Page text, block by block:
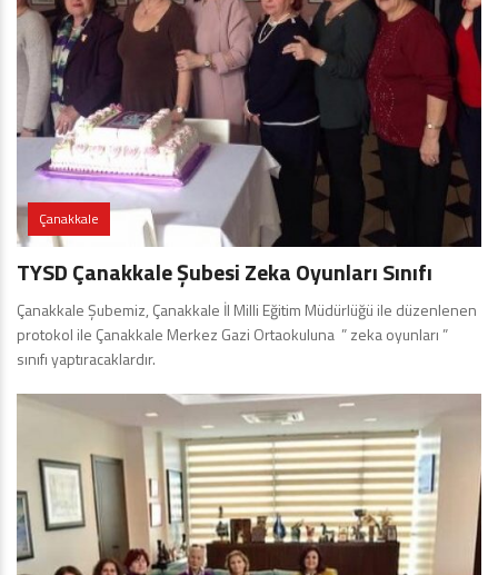
Çanakkale
TYSD Çanakkale Şubesi Zeka Oyunları Sınıfı
Çanakkale Şubemiz, Çanakkale İl Milli Eğitim Müdürlüğü ile düzenlenen
protokol ile Çanakkale Merkez Gazi Ortaokuluna ” zeka oyunları ”
sınıfı yaptıracaklardır.